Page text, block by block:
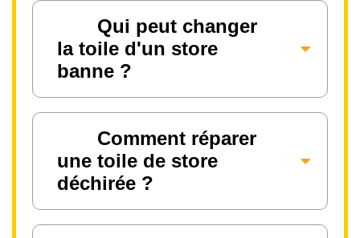
Qui peut changer
la toile d'un store
banne ?
Comment réparer
une toile de store
déchirée ?